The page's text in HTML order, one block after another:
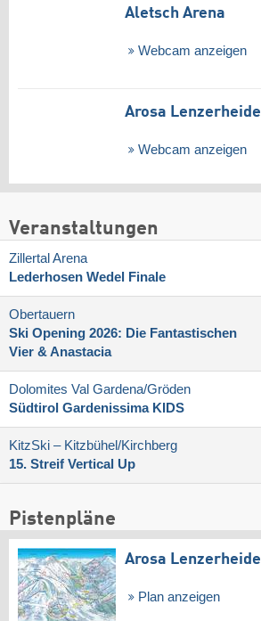
Aletsch Arena
Webcam anzeigen
Arosa Lenzerheide
Webcam anzeigen
Veranstaltungen
Zillertal Arena
Lederhosen Wedel Finale
Obertauern
Ski Opening 2026: Die Fantastischen
Vier & Anastacia
Dolomites Val Gardena/​Gröden
Südtirol Gardenissima KIDS
KitzSki – Kitzbühel/​Kirchberg
15. Streif Vertical Up
Pistenpläne
Arosa Lenzerheide
Plan anzeigen